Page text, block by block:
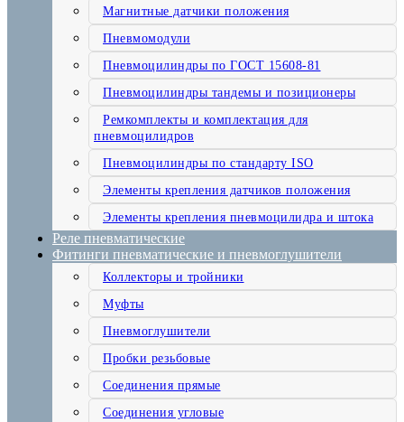
Магнитные датчики положения
Пневмомодули
Пневмоцилиндры по ГОСТ 15608-81
Пневмоцилиндры тандемы и позиционеры
Ремкомплекты и комплектация для
пневмоцилидров
Пневмоцилиндры по стандарту ISO
Элементы крепления датчиков положения
Элементы крепления пневмоцилидра и штока
Реле пневматические
Фитинги пневматические и пневмоглушители
Коллекторы и тройники
Муфты
Пневмоглушители
Пробки резьбовые
Соединения прямые
Соединения угловые